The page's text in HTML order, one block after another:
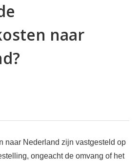
naar
naar Nederland zijn vastgesteld op
ongeacht de omvang of het